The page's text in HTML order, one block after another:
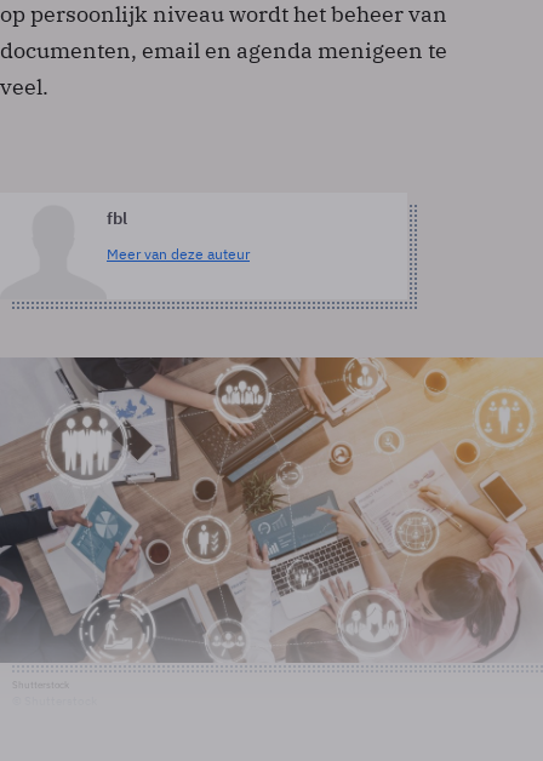
op persoonlijk niveau wordt het beheer van
documenten, e­mail en agenda menigeen te
veel.
fbl
Meer van deze auteur